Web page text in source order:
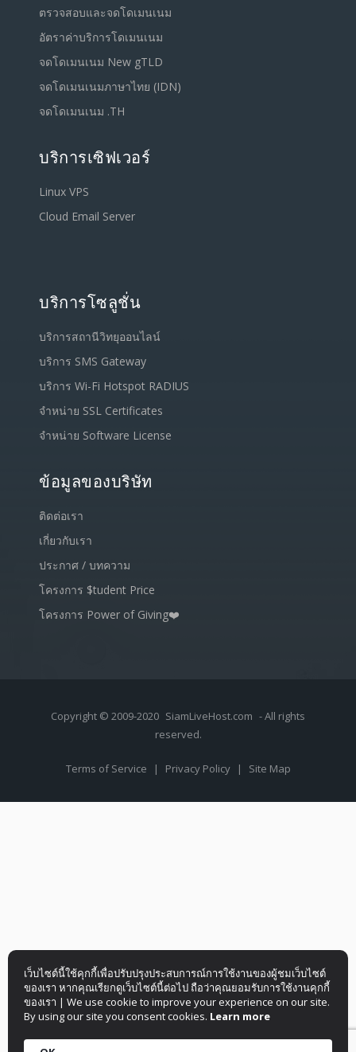
เว็บไซต์นี้ใช้คุกกี้เพื่อปรับปรุงประสบการณ์การใช้งานของผู้ชมเว็บไซต์
ของเรา หากคุณเรียกดูเว็บไซต์นี้ต่อไป ถือว่าคุณยอมรับการใช้งานคุกกี้
ของเรา | We use cookie to improve your experience on our site.
By using our site you consent cookies. Learn more
ตรวจสอบและจดโดเมนเนม
อัตราค่าบริการโดเมนเนม
จดโดเมนเนม New gTLD
จดโดเมนเนมภาษาไทย (IDN)
จดโดเมนเนม .TH
บริการเซิฟเวอร์
Linux VPS
Cloud Email Server
บริการโซลูชั่น
บริการสถานีวิทยุออนไลน์
บริการ SMS Gateway
บริการ Wi-Fi Hotspot RADIUS
จำหน่าย SSL Certificates
จำหน่าย Software License
ข้อมูลของบริษัท
ติดต่อเรา
เกี่ยวกับเรา
ประกาศ / บทความ
โครงการ $tudent Price
โครงการ Power of Giving❤️
Copyright © 2009-2020 SiamLiveHost.com - All rights
reserved.
Terms of Service | Privacy Policy | Site Map